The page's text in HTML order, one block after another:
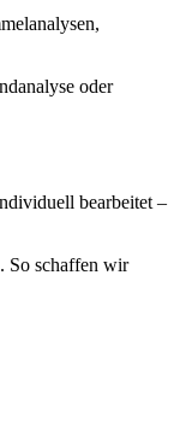
oder
bearbeitet –
So schaffen wir